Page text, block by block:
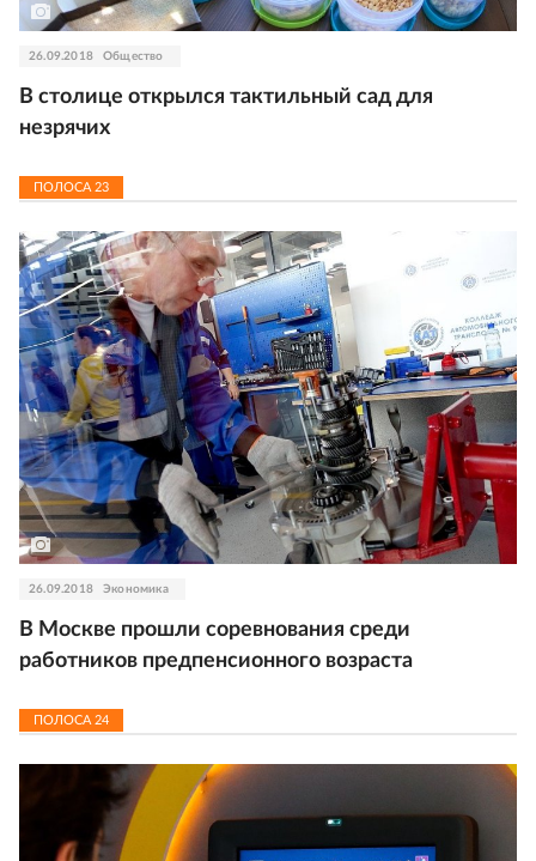
26.09.2018 Общество
В столице открылся тактильный сад для
незрячих
ПОЛОСА23
26.09.2018 Экономика
В Москве прошли соревнования среди
работников предпенсионного возраста
ПОЛОСА 24